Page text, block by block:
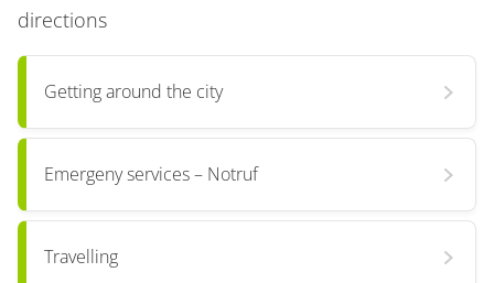
directions
Getting around the city
Emergeny services – Notruf
Travelling